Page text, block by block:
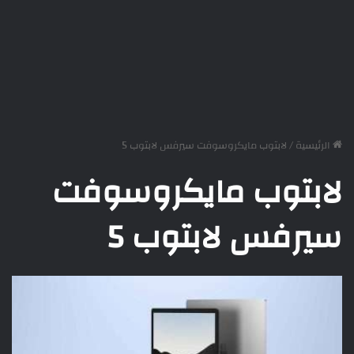
الرئيسية/لابتوب مايكروسوفت سيرفس لابتوب 5
لابتوب مايكروسوفت
سيرفس لابتوب 5